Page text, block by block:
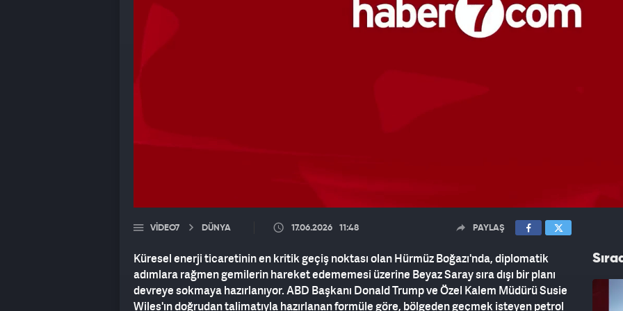
VIDEO7 DÜNYA 17.06.2026 11:48 PAYLAŞ
Küresel enerji ticaretinin en kritik geçiş noktası olan Hürmüz Boğazı'nda, diplomatik
adımlara rağmen gemilerin hareket edememesi üzerine Beyaz Saray sıra dışı bir planı
devreye sokmaya hazırlanıyor. ABD Başkanı Donald Trump ve Özel Kalem Müdürü Susie
Wiles'ın doğrudan talimatıyla hazırlanan formüle göre, bölgeden geçmek isteyen petrol